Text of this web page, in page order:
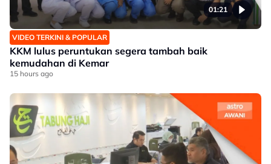
01:21
VIDEO TERKINI & POPULAR
KKM lulus peruntukan segera tambah baik
kemudahan di Kemar
15 hours ago